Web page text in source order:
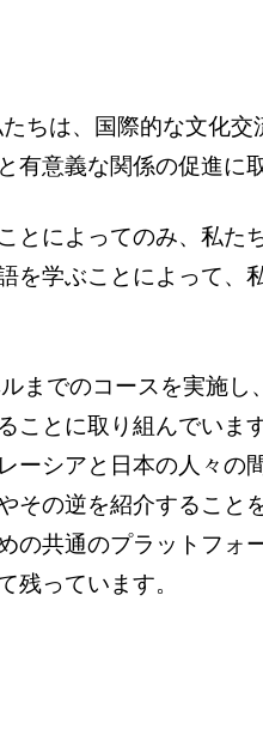
ちは、国際的な文化
意義な関係の促進に
とによってのみ、私
を学ぶことによって
までのコースを実施
ことに取り組んでい
ーシアと日本の人々
その逆を紹介するこ
の共通のプラットフ
っています。